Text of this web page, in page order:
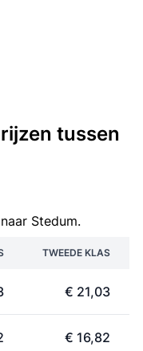
tussen
Stedum.
TWEEDE KLAS
€ 21,03
€ 16,82